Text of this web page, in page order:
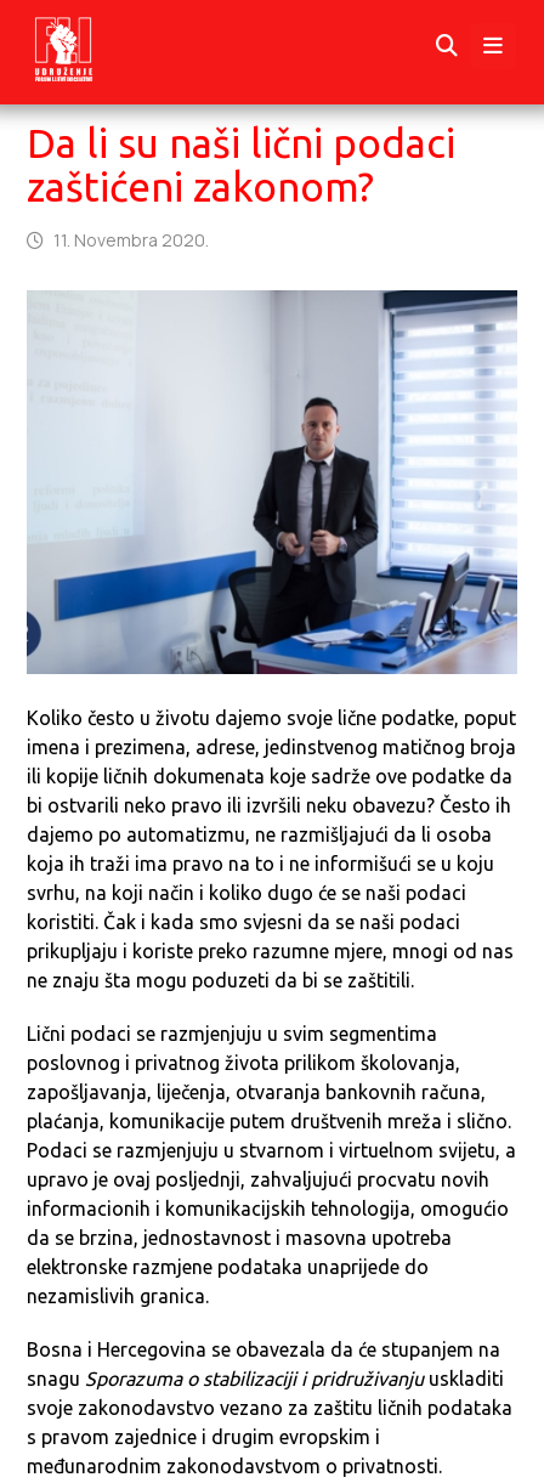
Da li su naši lični podaci
zaštićeni zakonom?
11. Novembra 2020.
Koliko često u životu dajemo svoje lične podatke, poput
imena i prezimena, adrese, jedinstvenog matičnog broja
ili kopije ličnih dokumenata koje sadrže ove podatke da
bi ostvarili neko pravo ili izvršili neku obavezu? Često ih
dajemo po automatizmu, ne razmišljajući da li osoba
koja ih traži ima pravo na to i ne informišući se u koju
svrhu, na koji način i koliko dugo će se naši podaci
koristiti. Čak i kada smo svjesni da se naši podaci
prikupljaju i koriste preko razumne mjere, mnogi od nas
ne znaju šta mogu poduzeti da bi se zaštitili.
Lični podaci se razmjenjuju u svim segmentima
poslovnog i privatnog života prilikom školovanja,
zapošljavanja, liječenja, otvaranja bankovnih računa,
plaćanja, komunikacije putem društvenih mreža i slično.
Podaci se razmjenjuju u stvarnom i virtuelnom svijetu, a
upravo je ovaj posljednji, zahvaljujući procvatu novih
informacionih i komunikacijskih tehnologija, omogućio
da se brzina, jednostavnost i masovna upotreba
elektronske razmjene podataka unaprijede do
nezamislivih granica.
Bosna i Hercegovina se obavezala da će stupanjem na
snagu Sporazuma o stabilizaciji i pridruživanju uskladiti
svoje zakonodavstvo vezano za zaštitu ličnih podataka
s pravom zajednice i drugim evropskim i
međunarodnim zakonodavstvom o privatnosti.